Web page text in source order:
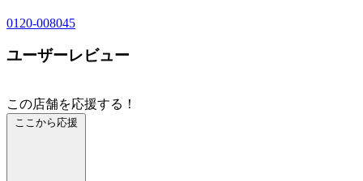
0120-008045
ユーザーレビュー
この店舗を応援する！
ここから応援